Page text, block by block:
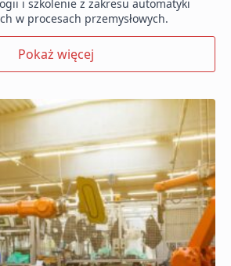
Pokaż więcej
i szkolenie z zakresu automatyki
w procesach przemysłowych.